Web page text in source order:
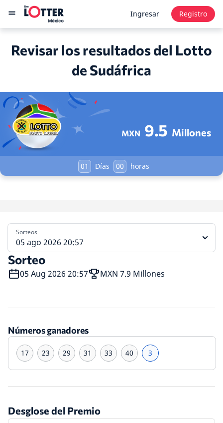
Ingresar Registro
Revisar los resultados del Lotto
de Sudáfrica
MXN 9.5 Millones
01 Días 00 horas
Sorteo
05 Aug 2026 20:57 MXN 7.9 Millones
Sorteos
05 ago 2026 20:57
Números ganadores
17 23 29 31 33 40 3
Desglose del Premio